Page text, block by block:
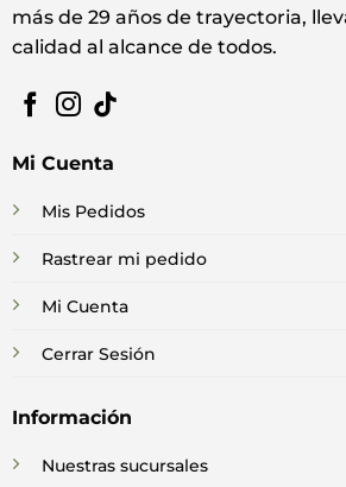
más de 29 años de trayectoria,
calidad al alcance de todos.
Mi Cuenta
Mis Pedidos
Rastrear mi pedido
Mi Cuenta
Cerrar Sesión
Información
Nuestras sucursales